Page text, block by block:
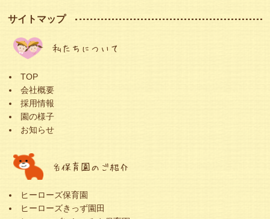
サイトマップ
私たちについて
TOP
会社概要
採用情報
園の様子
お知らせ
各保育園のご紹介
ヒーローズ保育園
ヒーローズきっず園田